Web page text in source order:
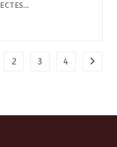
2 3 4 Ir para